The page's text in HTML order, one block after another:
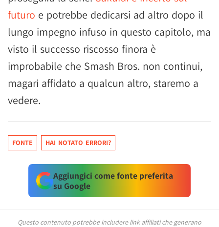
futuro e potrebbe dedicarsi ad altro dopo il
lungo impegno infuso in questo capitolo, ma
visto il successo riscosso finora è
improbabile che Smash Bros. non continui,
magari affidato a qualcun altro, staremo a
vedere.
FONTE HAI NOTATO ERRORI?
Aggiungici come fonte preferita
su Google
Questo contenuto potrebbe includere link affiliati che generano